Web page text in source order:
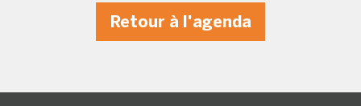
Retour à l'agenda